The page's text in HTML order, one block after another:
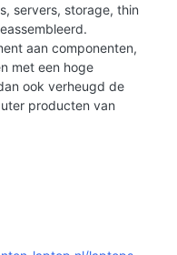
servers, storage, thin
aan componenten,
met een hoge
ook verheugd de
producten van